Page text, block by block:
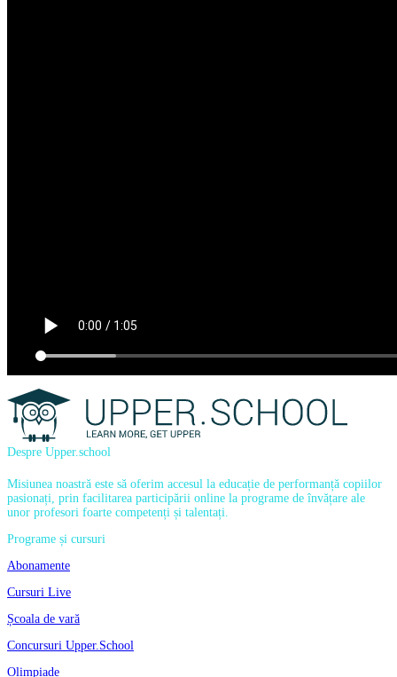
Despre Upper.school
Misiunea noastră este să oferim accesul la educație de performanță copiilor
pasionați, prin facilitarea participării online la programe de învățare ale
unor profesori foarte competenți și talentați.
Programe și cursuri
Abonamente
Cursuri Live
Școala de vară
Concursuri Upper.School
Olimpiade